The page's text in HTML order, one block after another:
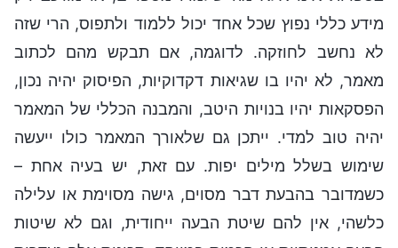
מידע כללי נפוץ שכל אחד יכול ללמוד ולתפוס, הרי שזה
לא נחשב לחוזקה. לדוגמה, אם תבקש מהם לכתוב
מאמר, לא יהיו בו שגיאות דקדוקיות, הפיסוק יהיה נכון,
הפסקאות יהיו בנויות היטב, והמבנה הכללי של המאמר
יהיה טוב למדי. ייתכן גם שלאורך המאמר כולו ייעשה
שימוש בשלל מילים יפות. עם זאת, יש בעיה אחת –
כשמדובר בהבעת דבר מסוים, גישה מסוימת או עלילה
כלשהי, אין להם שיטת הבעה ייחודית, וגם לא שיטות